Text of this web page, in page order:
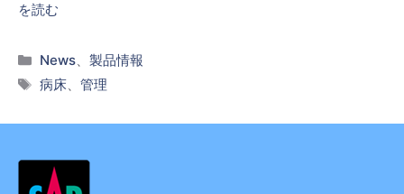
を読む
カ
テ
ゴ
News、 製品情報
タ
病床、 管理